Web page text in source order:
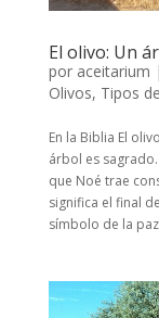
El olivo: Un
por aceitarium |
Olivos, Tipos
En la Biblia El
árbol es
que Noé trae
significa el final
símbolo de la